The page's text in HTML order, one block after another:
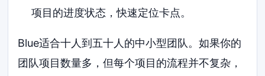
项目的进度状态，快速定位卡点。
Blue适合十人到五十人的中小型团队。如果你的
团队项目数量多，但每个项目的流程并不复杂，